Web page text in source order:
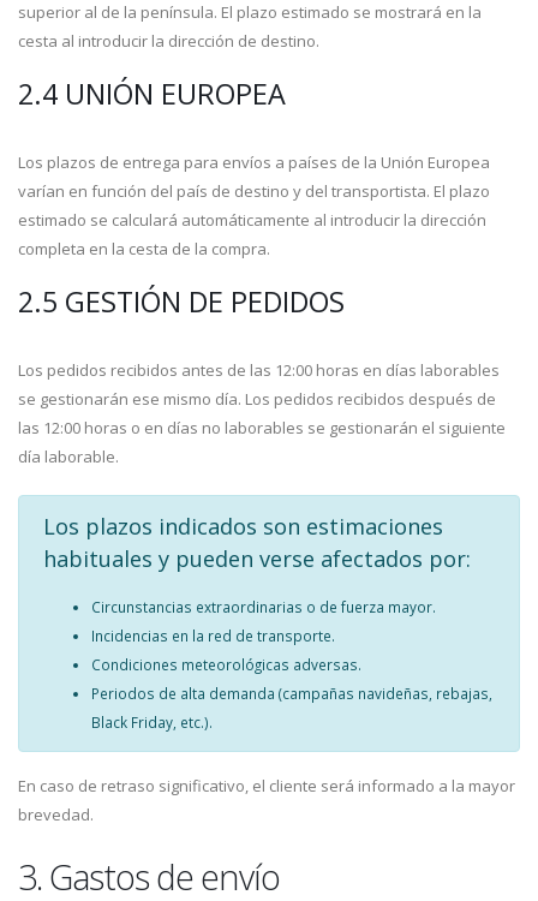
superior al de la península. El plazo estimado se mostrará en la
cesta al introducir la dirección de destino.
2.4 UNIÓN EUROPEA
Los plazos de entrega para envíos a países de la Unión Europea
varían en función del país de destino y del transportista. El plazo
estimado se calculará automáticamente al introducir la dirección
completa en la cesta de la compra.
2.5 GESTIÓN DE PEDIDOS
Los pedidos recibidos antes de las 12:00 horas en días laborables
se gestionarán ese mismo día. Los pedidos recibidos después de
las 12:00 horas o en días no laborables se gestionarán el siguiente
día laborable.
Los plazos indicados son estimaciones
habituales y pueden verse afectados por:
Circunstancias extraordinarias o de fuerza mayor.
Incidencias en la red de transporte.
Condiciones meteorológicas adversas.
Periodos de alta demanda (campañas navideñas, rebajas,
Black Friday, etc.).
En caso de retraso significativo, el cliente será informado a la mayor
brevedad.
3. Gastos de envío